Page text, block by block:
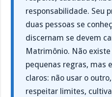
responsabilidade. Seu
duas pessoas se
discernam se devem
Matrimônio. Não
pequenas regras, mas
claros: não usar o
respeitar limites,